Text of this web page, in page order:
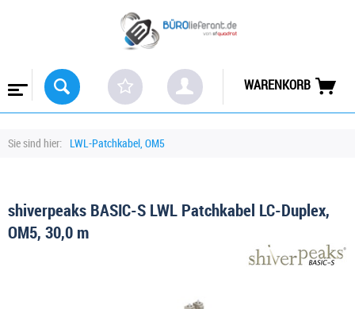
WARENKORB
Sie sind hier: LWL-Patchkabel, OM5
shiverpeaks BASIC-S LWL Patchkabel LC-Duplex,
OM5, 30,0 m